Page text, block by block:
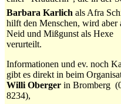
Barbara Karlich als Afra
hilft den Menschen, wird aber
Neid und Mißgunst als Hexe
verurteilt.
Informationen und ev. noch
gibt es direkt in beim
Willi Oberger in Bromberg
8234),